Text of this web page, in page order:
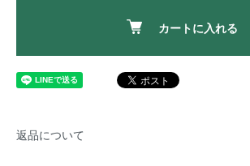
カートに入れる
返品について